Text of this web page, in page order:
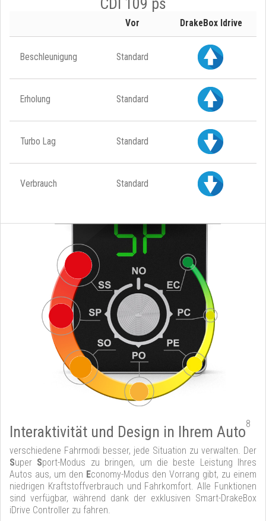
Vor DrakeBox Idrive
Beschleunigung Standard
Erholung Standard
Turbo Lag Standard
Verbrauch Standard
Interaktivität und Design in Ihrem Auto8
verschiedene Fahrmodi besser, jede Situation zu verwalten. Der
Super Sport-Modus zu bringen, um die beste Leistung Ihres
Autos aus, um den Economy-Modus den Vorrang gibt, zu einem
niedrigen Kraftstoffverbrauch und Fahrkomfort. Alle Funktionen
sind verfügbar, während dank der exklusiven Smart-DrakeBox
iDrive Controller zu fahren.